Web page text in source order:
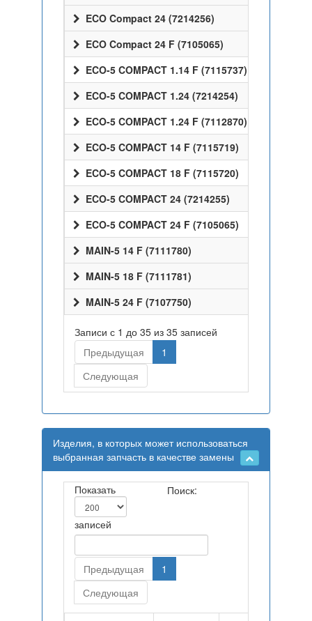
ECO Compact 24 (7214256)
ECO Compact 24 F (7105065)
ECO-5 COMPACT 1.14 F (7115737)
ECO-5 COMPACT 1.24 (7214254)
ECO-5 COMPACT 1.24 F (7112870)
ECO-5 COMPACT 14 F (7115719)
ECO-5 COMPACT 18 F (7115720)
ECO-5 COMPACT 24 (7214255)
ECO-5 COMPACT 24 F (7105065)
MAIN-5 14 F (7111780)
MAIN-5 18 F (7111781)
MAIN-5 24 F (7107750)
Записи с 1 до 35 из 35 записей
Предыдущая
1
Следующая
Изделия, в которых может использоваться
выбранная запчасть в качестве замены
Показать
записей
Поиск:
Предыдущая
1
Следующая